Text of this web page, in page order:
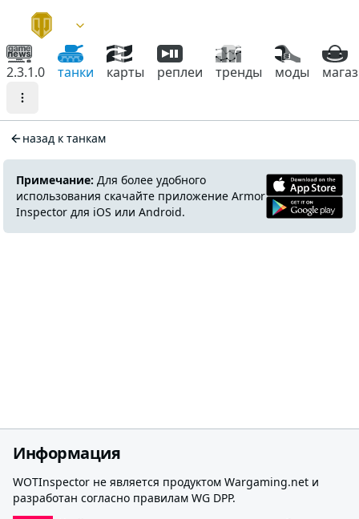
2.3.1.0 танки карты реплеи тренды моды
назад к танкам
Примечание: Для более удобного
использования скачайте приложение Armor
Inspector для iOS или Android.
Информация
WOTInspector не является продуктом Wargaming.net и
разработан согласно правилам WG DPP.